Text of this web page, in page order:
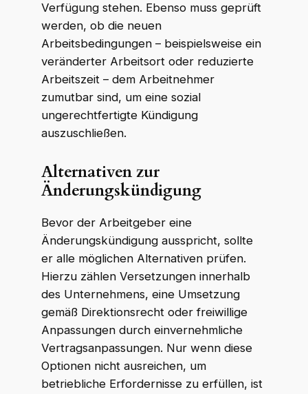
Verfügung stehen. Ebenso muss geprüft
werden, ob die neuen
Arbeitsbedingungen – beispielsweise ein
veränderter Arbeitsort oder reduzierte
Arbeitszeit – dem Arbeitnehmer
zumutbar sind, um eine sozial
ungerechtfertigte Kündigung
auszuschließen.
Alternativen zur
Änderungskündigung
Bevor der Arbeitgeber eine
Änderungskündigung ausspricht, sollte
er alle möglichen Alternativen prüfen.
Hierzu zählen Versetzungen innerhalb
des Unternehmens, eine Umsetzung
gemäß Direktionsrecht oder freiwillige
Anpassungen durch einvernehmliche
Vertragsanpassungen. Nur wenn diese
Optionen nicht ausreichen, um
betriebliche Erfordernisse zu erfüllen, ist